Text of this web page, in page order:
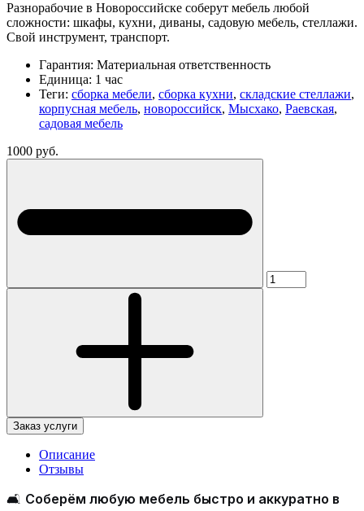
Разнорабочие в Новороссийске соберут мебель любой
сложности: шкафы, кухни, диваны, садовую мебель, стеллажи.
Свой инструмент, транспорт.
Гарантия: Материальная ответственность
Единица: 1 час
Теги: сборка мебели, сборка кухни, складские стеллажи,
корпусная мебель, новороссийск, Мысхако, Раевская,
садовая мебель
1000 руб.
Заказ услуги
Описание
Отзывы
🛋 Соберём любую мебель быстро и аккуратно в